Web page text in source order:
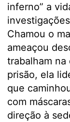
inferno” a
Chamou o
ameaçou
trabalham na
prisão, ela
que
com
direção à